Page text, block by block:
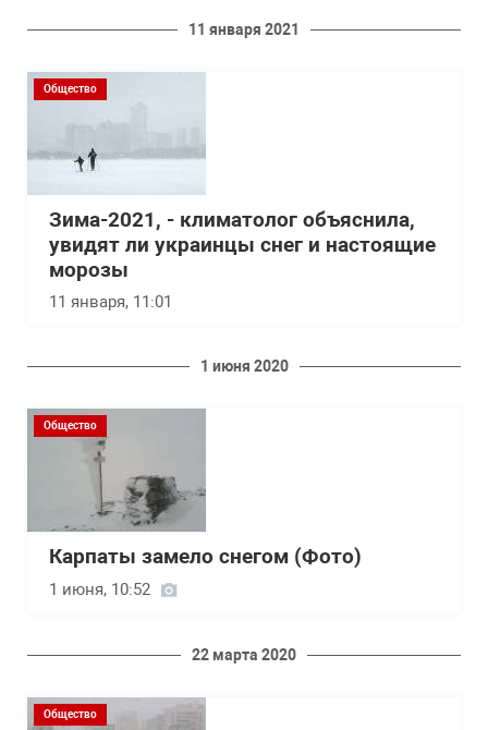
11 января 2021
Общество
Зима-2021, - климатолог объяснила,
увидят ли украинцы снег и настоящие
морозы
11 января, 11:01
1 июня 2020
Общество
Карпаты замело снегом (Фото)
1 июня, 10:52
22 марта 2020
Общество